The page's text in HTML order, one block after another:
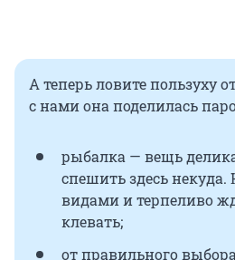
А теперь ловите пользуху
с нами она поделилась
рыбалка — вещь
спешить здесь некуда.
видами и терпеливо
клевать;
от правильного